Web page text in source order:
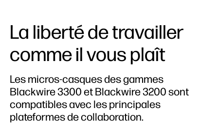
La liberté de travailler
comme il vous plaît
Les micros-casques des gammes
Blackwire 3300 et Blackwire 3200 sont
compatibles avec les principales
plateformes de collaboration.